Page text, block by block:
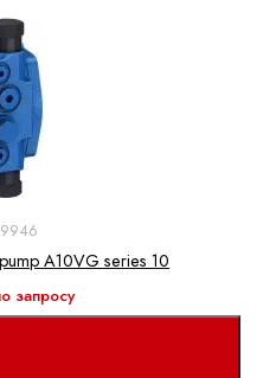
A10VG series 10
запросу